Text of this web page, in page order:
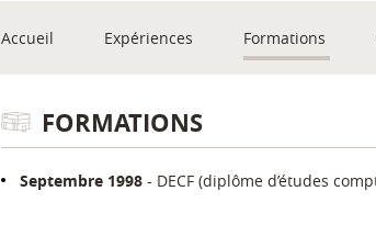
Accueil Expériences Formations
FORMATIONS
Septembre 1998 DECF (diplôme d’études